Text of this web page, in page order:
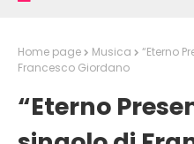
Home page Musica
“Eterno
Francesco Giordano
“Eterno